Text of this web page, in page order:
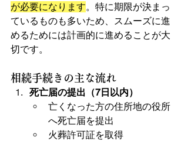
が必要になります。特に期限が決まっ
ているものも多いため、スムーズに進
めるためには計画的に進めることが大
切です。
相続手続きの主な流れ
死亡届の提出（7日以内）
亡くなった方の住所地の役所
へ死亡届を提出
火葬許可証を取得